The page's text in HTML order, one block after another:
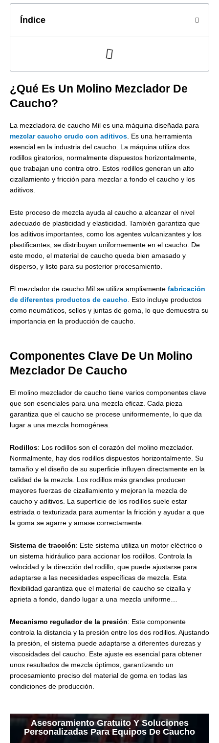
Índice
¿Qué Es Un Molino Mezclador De
Caucho?
La mezcladora de caucho Mil es una máquina diseñada para
mezclar caucho crudo con aditivos. Es una herramienta
esencial en la industria del caucho. La máquina utiliza dos
rodillos giratorios, normalmente dispuestos horizontalmente,
que trabajan uno contra otro. Estos rodillos generan un alto
cizallamiento y fricción para mezclar a fondo el caucho y los
aditivos.
Este proceso de mezcla ayuda al caucho a alcanzar el nivel
adecuado de plasticidad y elasticidad. También garantiza que
los aditivos importantes, como los agentes vulcanizantes y los
plastificantes, se distribuyan uniformemente en el caucho. De
este modo, el material de caucho queda bien amasado y
disperso, y listo para su posterior procesamiento.
El mezclador de caucho Mil se utiliza ampliamente fabricación
de diferentes productos de caucho. Esto incluye productos
como neumáticos, sellos y juntas de goma, lo que demuestra su
importancia en la producción de caucho.
Componentes Clave De Un Molino
Mezclador De Caucho
El molino mezclador de caucho tiene varios componentes clave
que son esenciales para una mezcla eficaz. Cada pieza
garantiza que el caucho se procese uniformemente, lo que da
lugar a una mezcla homogénea.
Rodillos: Los rodillos son el corazón del molino mezclador.
Normalmente, hay dos rodillos dispuestos horizontalmente. Su
tamaño y el diseño de su superficie influyen directamente en la
calidad de la mezcla. Los rodillos más grandes producen
mayores fuerzas de cizallamiento y mejoran la mezcla de
caucho y aditivos. La superficie de los rodillos suele estar
estriada o texturizada para aumentar la fricción y ayudar a que
la goma se agarre y amase correctamente.
Sistema de tracción: Este sistema utiliza un motor eléctrico o
un sistema hidráulico para accionar los rodillos. Controla la
velocidad y la dirección del rodillo, que puede ajustarse para
adaptarse a las necesidades específicas de mezcla. Esta
flexibilidad garantiza que el material de caucho se cizalla y
aprieta a fondo, dando lugar a una mezcla uniforme…
Mecanismo regulador de la presión: Este componente
controla la distancia y la presión entre los dos rodillos. Ajustando
la presión, el sistema puede adaptarse a diferentes durezas y
viscosidades del caucho. Este ajuste es esencial para obtener
unos resultados de mezcla óptimos, garantizando un
procesamiento preciso del material de goma en todas las
condiciones de producción.
Asesoramiento Gratuito Y Soluciones
Personalizadas Para Equipos De Caucho